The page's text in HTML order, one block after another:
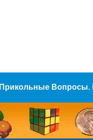
Прикольные Вопросы.